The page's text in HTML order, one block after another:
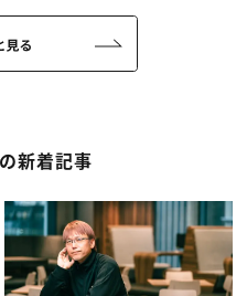
新着記事